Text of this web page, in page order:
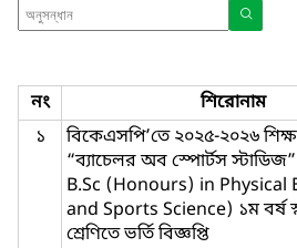
নং শিরোনাম
১
বিকেএসপি’তে ২০২৫-২০২৬
“ব্যাচেলর অব স্পোর্টস স্টাডিজ”
B.Sc (Honours) in Physical
and Sports Science) ১ম বর্ষ
শ্রেণিতে ভর্তি বিজ্ঞপ্তি